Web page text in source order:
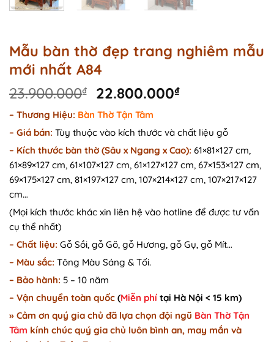
Mẫu bàn thờ đẹp trang nghiêm mẫu
mới nhất A84
23.900.000₫
Original
price
was:
23.900.000₫.
22.800.000₫Current
22.800.000₫.
– Thương Hiệu: Bàn Thờ Tận Tâm
– Giá bán: Tùy thuộc vào kích thước và chất liệu gỗ
– Kích thước bàn thờ (Sâu x Ngang x Cao): 61×81×127 cm,
61×89×127 cm, 61×107×127 cm, 61×127×127 cm, 67×153×127 cm,
69×175×127 cm, 81×197×127 cm, 107×214×127 cm, 107×217×127
cm…
(Mọi kích thước khác xin liên hệ vào hotline để được tư vấn
cụ thể nhất)
– Chất liệu: Gỗ Sồi, gỗ Gõ, gỗ Hương, gỗ Gụ, gỗ Mít…
– Màu sắc: Tông Màu Sáng & Tối.
– Bảo hành: 5 – 10 năm
– Vận chuyển toàn quốc (Miễn phí tại Hà Nội < 15 km)
» Cảm ơn quý gia chủ đã lựa chọn đội ngũ Bàn Thờ Tận
Tâm kính chúc quý gia chủ luôn bình an, may mắn và